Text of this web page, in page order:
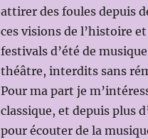
attirer des foules depuis
ces visions de l’histoire
festivals d’été de
théâtre, interdits sans
Pour ma part je
classique, et depuis plus
pour écouter de la